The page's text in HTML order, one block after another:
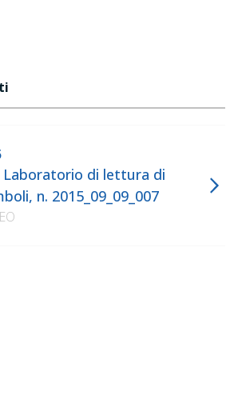
Laboratorio di lettura di
n. 2015_09_09_007